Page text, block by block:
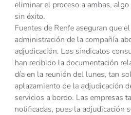
eliminar el proceso a ambas,
sin éxito.
Fuentes de Renfe aseguran que
administración de la compañía
adjudicación. Los sindicatos
han recibido la documentación
día en la reunión del lunes, tan
aplazamiento de la adjudicación
servicios a bordo. Las empresas
notificadas, pues la adjudicación